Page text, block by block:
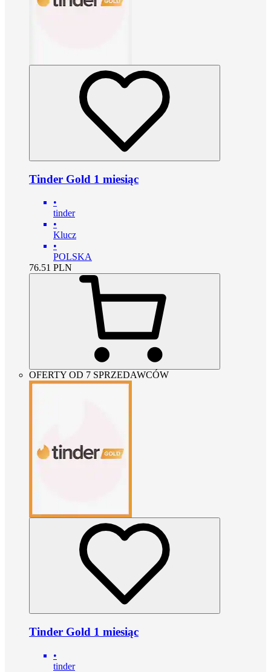
Tinder Gold 1 miesiąc
•
tinder
•
Klucz
•
POLSKA
76.51 PLN
OFERTY OD 7 SPRZEDAWCÓW
Tinder Gold 1 miesiąc
•
tinder